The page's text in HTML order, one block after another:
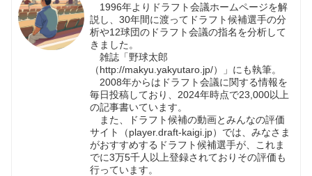
1996年よりドラフト会議ホームページを解
説し、30年間に渡ってドラフト候補選手の分
析や12球団のドラフト会議の指名を分析して
きました。
雑誌「野球太郎
（http://makyu.yakyutaro.jp/）」にも執筆。
2008年からはドラフト会議に関する情報を
毎日投稿しており、2024年時点で23,000以上
の記事書いています。
また、ドラフト候補の動画とみんなの評価
サイト（player.draft-kaigi.jp）では、みなさま
がおすすめするドラフト候補選手が、これま
でに3万5千人以上登録されておりその評価も
行っています。